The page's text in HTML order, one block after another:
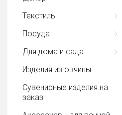
Текстиль
Посуда
Для дома и сада
Изделия из овчины
Сувенирные изделия на
заказ